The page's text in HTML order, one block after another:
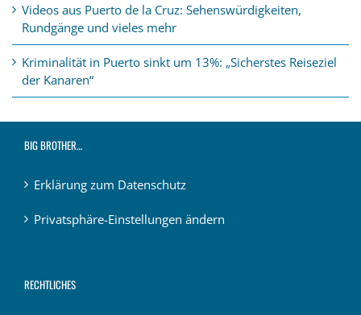
Videos aus Puerto de la Cruz: Sehenswürdigkeiten,
Rundgänge und vieles mehr
Kriminalität in Puerto sinkt um 13%: „Sicherstes Reiseziel
der Kanaren“
BIG BROTHER…
Erklärung zum Datenschutz
Privatsphäre-Einstellungen ändern
RECHTLICHES